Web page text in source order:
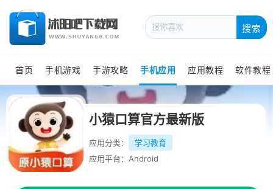
搜索
首页 手机游戏 手游攻略 手机应用 应用教程 软件教程
小猿口算官方最新版
应用分类：
学习教育
应用平台：Android